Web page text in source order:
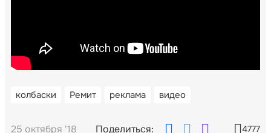
колбаски Ремит реклама видео
25 октября '18 Поделиться: 4777